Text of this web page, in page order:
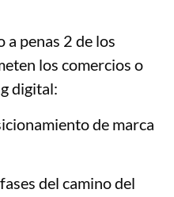
a penas 2 de los
los comercios o
digital:
de marca
del camino del